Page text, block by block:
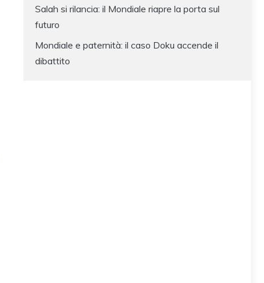
Salah si rilancia: il Mondiale riapre la porta sul
futuro
Mondiale e paternità: il caso Doku accende il
dibattito